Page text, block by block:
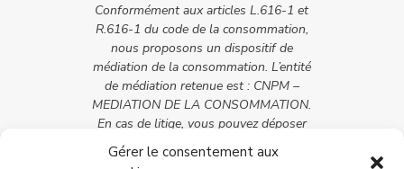
Gérer le consentement aux
Conformément aux articles L.616-1 et
R.616-1 du code de la consommation,
nous proposons un dispositif de
médiation de la consommation. L’entité
de médiation retenue est : CNPM –
MEDIATION DE LA CONSOMMATION.
En cas de litige, vous pouvez déposer
votre réclamation sur son site :
https://cnpm-mediation-